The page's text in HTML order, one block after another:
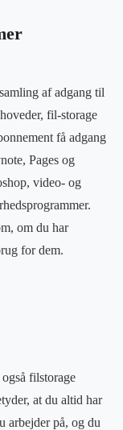
af adgang til
fil-storage
få adgang
Pages og
video- og
om du har
for dem.
filstorage
at du altid har
arbejder på, og du